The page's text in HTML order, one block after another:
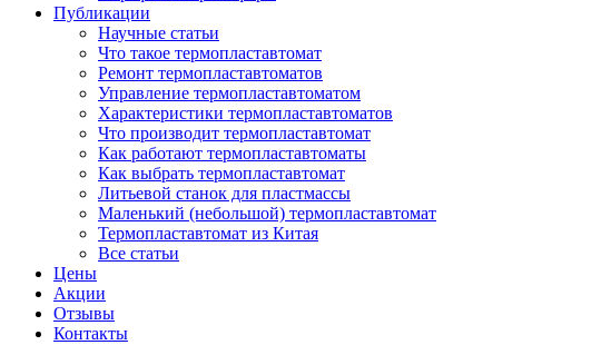
Публикации
Научные статьи
Что такое термопластавтомат
Ремонт термопластавтоматов
Управление термопластавтоматом
Характеристики термопластавтоматов
Что производит термопластавтомат
Как работают термопластавтоматы
Как выбрать термопластавтомат
Литьевой станок для пластмассы
Маленький (небольшой) термопластавтомат
Термопластавтомат из Китая
Все статьи
Цены
Акции
Отзывы
Контакты